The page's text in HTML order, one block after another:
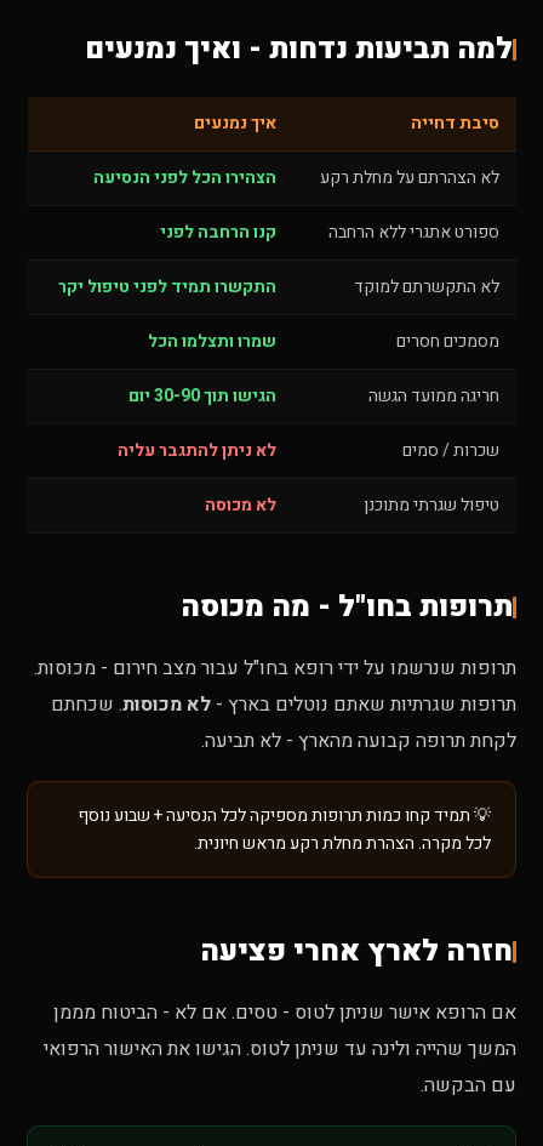
למה תביעות נדחות - ואיך נמנעים
סיבת דחייה איך נמנעים
לא הצהרתם על מחלת רקע הצהירו הכל לפני הנסיעה
ספורט אתגרי ללא הרחבה קנו הרחבה לפני
לא התקשרתם למוקד התקשרו תמיד לפני טיפול יקר
מסמכים חסרים שמרו ותצלמו הכל
חריגה ממועד הגשה הגישו תוך 30-90 יום
שכרות / סמים לא ניתן להתגבר עליה
טיפול שגרתי מתוכנן לא מכוסה
תרופות בחו"ל - מה מכוסה
תרופות שנרשמו על ידי רופא בחו"ל עבור מצב חירום - מכוסות.
תרופות שגרתיות שאתם נוטלים בארץ -לא מכוסות. שכחתם
לקחת תרופה קבועה מהארץ - לא תביעה.
💡 תמיד קחו כמות תרופות מספיקה לכל הנסיעה + שבוע נוסף
לכל מקרה. הצהרת מחלת רקע מראש חיונית.
חזרה לארץ אחרי פציעה
אם הרופא אישר שניתן לטוס - טסים. אם לא - הביטוח מממן
המשך שהייה ולינה עד שניתן לטוס. הגישו את האישור הרפואי
עם הבקשה.